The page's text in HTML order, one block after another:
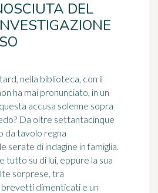
DEL
nella biblioteca, con il
ha mai pronunciato, in un
accusa solenne sopra
Da oltre settantacinque
da tavolo regna
serate di indagine in famiglia.
tutto su di lui, eppure la sua
sorprese, tra
dimenticati e un